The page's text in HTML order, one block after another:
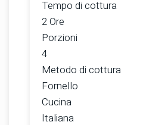
Tempo di cottura
2 Ore
Porzioni
4
Metodo di cottura
Fornello
Cucina
Italiana